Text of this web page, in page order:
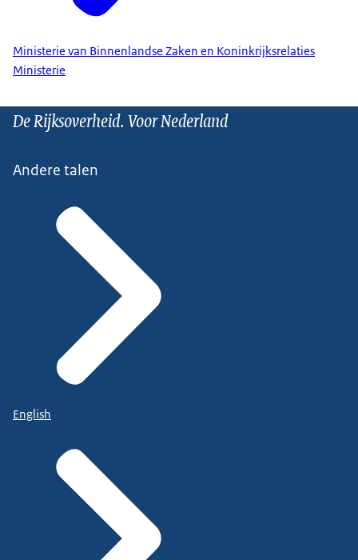
Ministerie van Binnenlandse Zaken en Koninkrijksrelaties
Ministerie
De Rijksoverheid. Voor Nederland
Andere talen
English